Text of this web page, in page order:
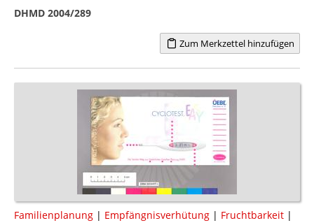
DHMD 2004/289
Zum Merkzettel hinzufügen
Familienplanung | Empfängnisverhütung | Fruchtbarkeit |